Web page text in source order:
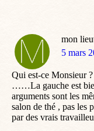
mon
dit
5 mars
Qui est-ce Monsieur
……La gauche est
arguments sont les
salon de thé , pas les
par des vrais